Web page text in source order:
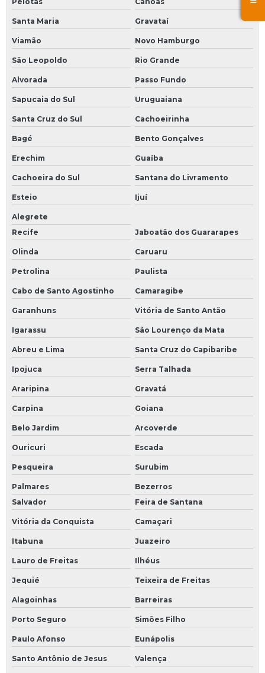
Santa Maria Gravataí
Viamão Novo Hamburgo
São Leopoldo Rio Grande
Alvorada Passo Fundo
Sapucaia do Sul Uruguaiana
Santa Cruz do Sul Cachoeirinha
Bagé Bento Gonçalves
Erechim Guaíba
Cachoeira do Sul Santana do Livramento
Esteio Ijuí
Alegrete
Recife
Jaboatão dos Guararapes
Olinda Caruaru
Petrolina Paulista
Cabo de Santo Agostinho Camaragibe
Garanhuns Vitória de Santo Antão
Igarassu São Lourenço da Mata
Abreu e Lima Santa Cruz do Capibaribe
Ipojuca Serra Talhada
Araripina Gravatá
Carpina Goiana
Belo Jardim Arcoverde
Ouricuri Escada
Pesqueira Surubim
Palmares
Bezerros
Salvador
Feira de Santana
Vitória da Conquista Camaçari
Itabuna Juazeiro
Lauro de Freitas Ilhéus
Jequié Teixeira de Freitas
Alagoinhas Barreiras
Porto Seguro Simões Filho
Paulo Afonso Eunápolis
Santo Antônio de Jesus Valença